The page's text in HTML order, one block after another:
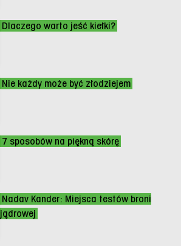
Dlaczego warto jeść kiełki?
Nie każdy może być złodziejem
7 sposobów na piękną skórę
Nadav Kander: Miejsca testów broni
jądrowej